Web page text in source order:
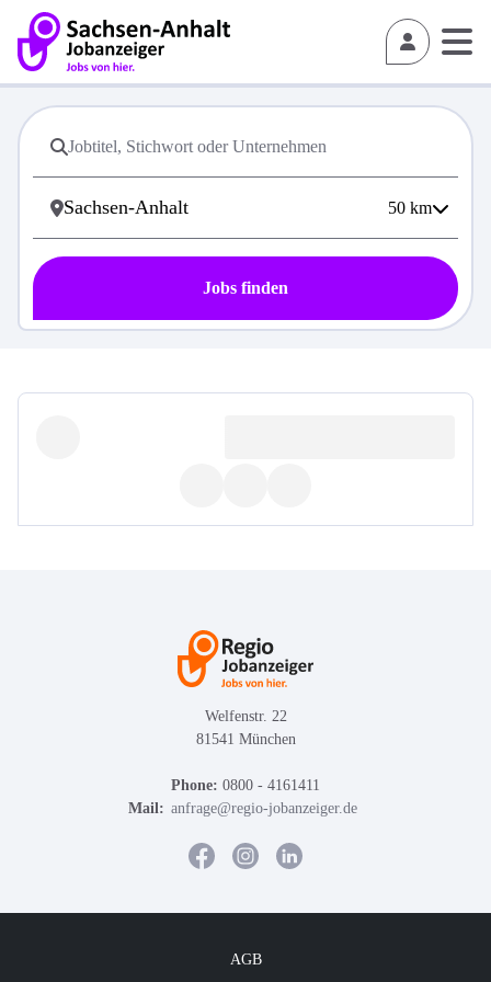
50 km
Jobs finden
Welfenstr. 22
81541 München
Phone: 0800 - 4161411
Mail: anfrage@regio-jobanzeiger.de
AGB